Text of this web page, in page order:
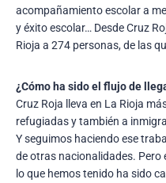
acompañamiento escolar a
y éxito escolar… Desde Cruz
Rioja a 274 personas, de las
¿Cómo ha sido el flujo de
Cruz Roja lleva en La Rioja
refugiadas y también a
Y seguimos haciendo ese
de otras nacionalidades. Pero
lo que hemos tenido ha sido